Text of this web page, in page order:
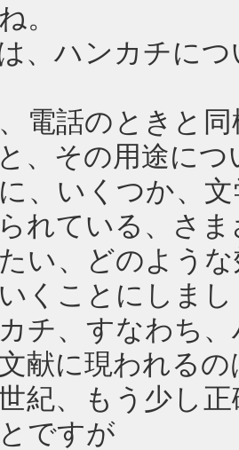
。
、ハンカチに
電話のときと
、その用途につ
、いくつか、
れている、さ
い、どのよう
くことにしま
チ、すなわち
献に現われるの
紀、もう少し
ですが